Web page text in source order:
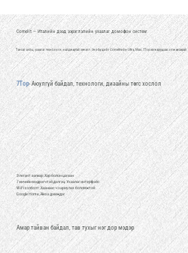
Comelit — Италийн дээд зэрэглэлийн ухаалаг домофон систем
Тансаг хийц, ухаалаг технологи, найдвартай хяналт. Энэ бүгдийг Comelit-ийн Ultra, Maxi, 7Top загваруудаас олж аваарай.
7Top- Аюулгүй байдал, технологи, дизайны төгс хослол
Элегант загвар: Хар болон цагаан
7 инчийн мэдрэгчтэй дэлгэц: Ухаалаг интерфэйс
Wi-Fi холболт: Хаанаас ч хариулах боломжтой
Google Home, Alexa дэмждэг
Амар тайван байдал, тав тухыг нэг дор мэдэр